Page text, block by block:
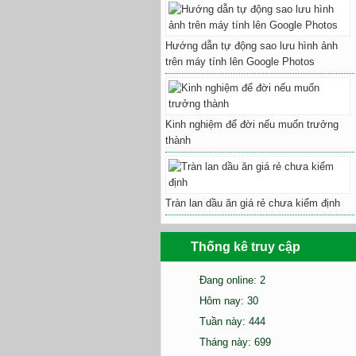
Hướng dẫn tự động sao lưu hình ảnh
trên máy tính lên Google Photos
Kinh nghiệm để đời nếu muốn trưởng
thành
Tràn lan dầu ăn giá rẻ chưa kiểm định
Thống kê truy cập
Đang online: 2
Hôm nay: 30
Tuần này: 444
Tháng này: 699